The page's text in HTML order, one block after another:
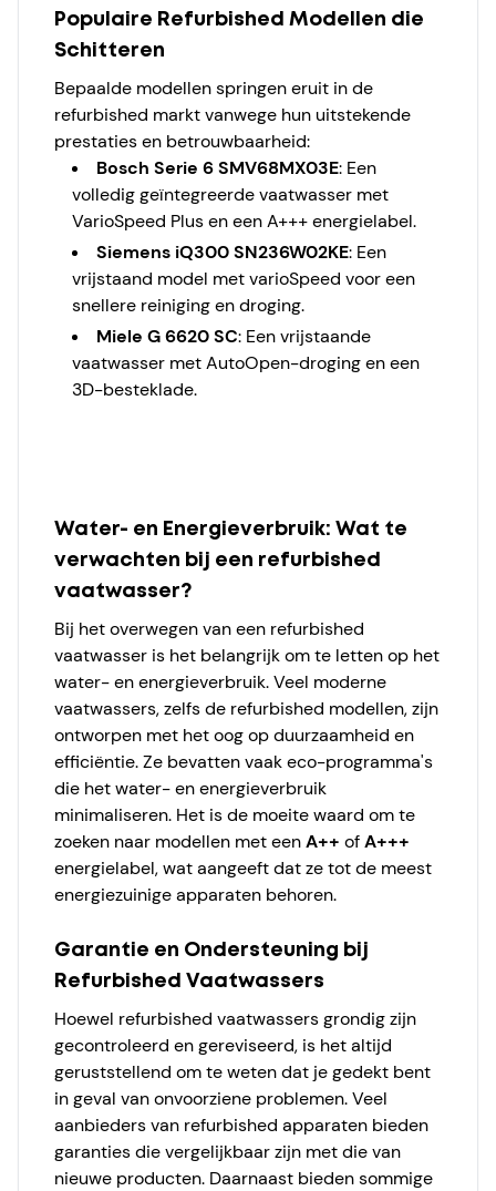
Populaire Refurbished Modellen die
Schitteren
Bepaalde modellen springen eruit in de
refurbished markt vanwege hun uitstekende
prestaties en betrouwbaarheid:
Bosch Serie 6 SMV68MX03E: Een
volledig geïntegreerde vaatwasser met
VarioSpeed Plus en een A+++ energielabel.
Siemens iQ300 SN236W02KE: Een
vrijstaand model met varioSpeed voor een
snellere reiniging en droging.
Miele G 6620 SC: Een vrijstaande
vaatwasser met AutoOpen-droging en een
3D-besteklade.
Water- en Energieverbruik: Wat te
verwachten bij een refurbished
vaatwasser?
Bij het overwegen van een refurbished
vaatwasser is het belangrijk om te letten op het
water- en energieverbruik. Veel moderne
vaatwassers, zelfs de refurbished modellen, zijn
ontworpen met het oog op duurzaamheid en
efficiëntie. Ze bevatten vaak eco-programma's
die het water- en energieverbruik
minimaliseren. Het is de moeite waard om te
zoeken naar modellen met eenA++ ofA+++
energielabel, wat aangeeft dat ze tot de meest
energiezuinige apparaten behoren.
Garantie en Ondersteuning bij
Refurbished Vaatwassers
Hoewel refurbished vaatwassers grondig zijn
gecontroleerd en gereviseerd, is het altijd
geruststellend om te weten dat je gedekt bent
in geval van onvoorziene problemen. Veel
aanbieders van refurbished apparaten bieden
garanties die vergelijkbaar zijn met die van
nieuwe producten. Daarnaast bieden sommige